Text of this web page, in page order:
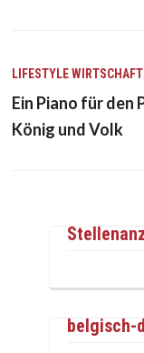
LIFESTYLE WIRTSCHAFT
Ein Piano für
König und Volk
belgisch-